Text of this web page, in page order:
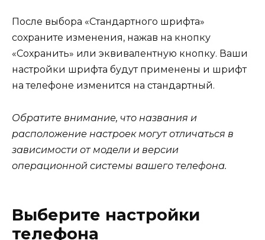
После выбора «Стандартного шрифта»
сохраните изменения, нажав на кнопку
«Сохранить» или эквивалентную кнопку. Ваши
настройки шрифта будут применены и шрифт
на телефоне изменится на стандартный.
Обратите внимание, что названия и
расположение настроек могут отличаться в
зависимости от модели и версии
операционной системы вашего телефона.
Выберите настройки
телефона